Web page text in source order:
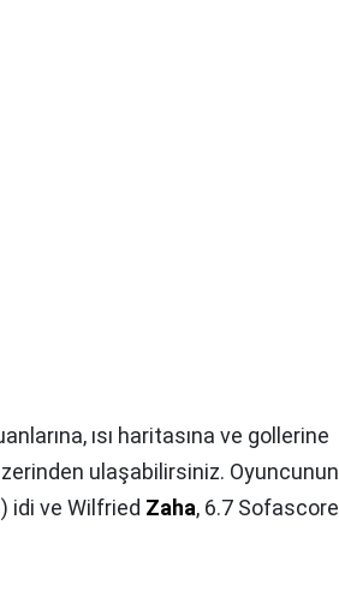
ısı haritasına ve gollerine
ulaşabilirsiniz. Oyuncunun
idi ve Wilfried Zaha, 6.7 Sofascore